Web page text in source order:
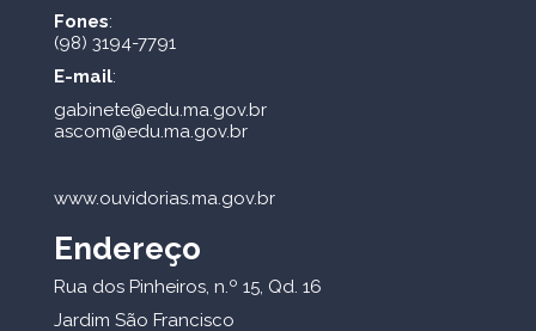
Fones:
(98) 3194-7791
E-mail:
gabinete@edu.ma.gov.br
ascom@edu.ma.gov.br
www.ouvidorias.ma.gov.br
Endereço
Rua dos Pinheiros, n.º 15, Qd. 16
Jardim São Francisco